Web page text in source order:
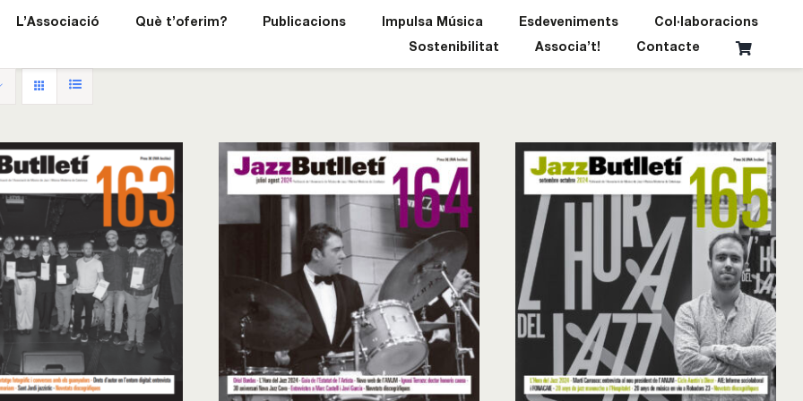
L’Associació Què t’oferim? Publicacions Impulsa Música Esdeveniments
Col·laboracions
Sostenibilitat
Associa’t! Contacte